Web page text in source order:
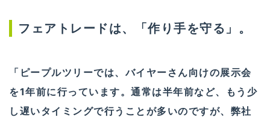
フェアトレードは、「作り手を守る」。
「ピープルツリーでは、バイヤーさん向けの展示会
を1年前に行っています。通常は半年前など、もう少
し遅いタイミングで行うことが多いのですが、弊社